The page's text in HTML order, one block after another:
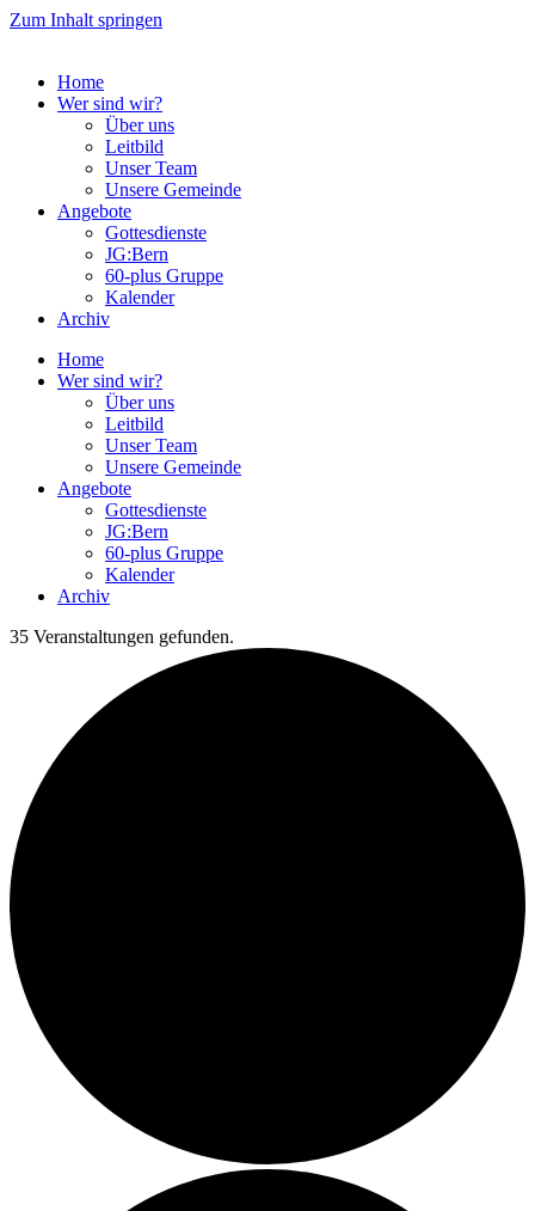
Zum Inhalt springen
Home
Wer sind wir?
Über uns
Leitbild
Unser Team
Unsere Gemeinde
Angebote
Gottesdienste
JG:Bern
60-plus Gruppe
Kalender
Archiv
Home
Wer sind wir?
Über uns
Leitbild
Unser Team
Unsere Gemeinde
Angebote
Gottesdienste
JG:Bern
60-plus Gruppe
Kalender
Archiv
35 Veranstaltungen gefunden.